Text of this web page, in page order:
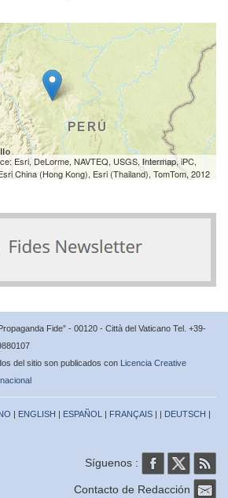
Esri, DeLorme, NAVTEQ, USGS, Intermap, iPC,
China (Hong Kong), Esri (Thailand), TomTom, 2012
Fide” - 00120 - Città del Vaticano Tel. +39-
del sitio son publicados con Licencia Creative
| ENGLISH | ESPAÑOL | FRANÇAIS | | DEUTSCH |
Síguenos :
Contacto de Redacción